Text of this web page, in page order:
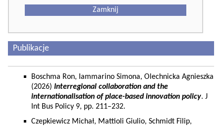
Zamknij
Publikacje
Boschma Ron, Iammarino Simona, Olechnicka Agnieszka
(2026) Interregional collaboration and the
internationalisation of place-based innovation policy. J
Int Bus Policy 9, pp. 211–232.
Czepkiewicz Michał, Mattioli Giulio, Schmidt Filip,